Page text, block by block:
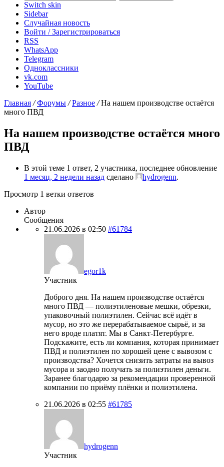
Switch skin
Sidebar
Случайная новость
Войти / Зарегистрироваться
RSS
WhatsApp
Telegram
Одноклассники
vk.com
YouTube
Главная / Форумы / Разное / На нашем производстве остаётся
много ПВД
На нашем производстве остаётся много
ПВД
В этой теме 1 ответ, 2 участника, последнее обновление
1 месяц, 2 недели назад сделано hydrogenn.
Просмотр 1 ветки ответов
Автор
Сообщения
21.06.2026 в 02:50 #61784
egor1k
Участник
Доброго дня. На нашем производстве остаётся
много ПВД — полиэтиленовые мешки, обрезки,
упаковочный полиэтилен. Сейчас всё идёт в
мусор, но это же перерабатываемое сырьё, и за
него вроде платят. Мы в Санкт-Петербурге.
Подскажите, есть ли компания, которая принимает
ПВД и полиэтилен по хорошей цене с вывозом с
производства? Хочется снизить затраты на вывоз
мусора и заодно получать за полиэтилен деньги.
Заранее благодарю за рекомендации проверенной
компании по приёму плёнки и полиэтилена.
21.06.2026 в 02:55 #61785
hydrogenn
Участник